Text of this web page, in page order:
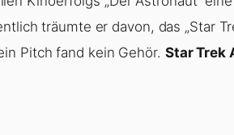
träumte er davon, das „Star
Pitch fand kein Gehör. Star Trek